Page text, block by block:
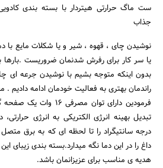
جستجو
ست ماگ حرارتی هیتردار با بسته بندی
جذاب
نوشیدن چای ، قهوه ، شیر و یا شکلات مایع با
یا سر کار برای رفرش شدنمان ضروریست
بدون اینکه متوجه بشیم با نوشیدن جرعه ای
راندمان بهتری به فعالیت خودمان ادامه
فرمودین دارای توان
درجه سانتیگراد را تا لحظه ای که به برق
داغ را در این دما نگه میدارد.بسته بندی زیبای
هدیه ی مناسب برای عزیزانمان باشد.